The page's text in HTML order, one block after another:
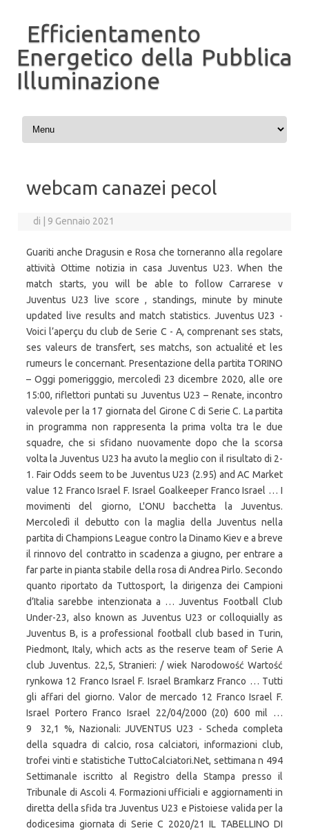
Efficientamento
Energetico della Pubblica
Illuminazione
Vai al contenuto
webcam canazei pecol
di 9 Gennaio 2021
Guariti anche Dragusin e Rosa che torneranno alla regolare
attività Ottime notizia in casa Juventus U23. When the
match starts, you will be able to follow Carrarese v
Juventus U23 live score , standings, minute by minute
updated live results and match statistics. Juventus U23 -
Voici l’aperçu du club de Serie C - A, comprenant ses stats,
ses valeurs de transfert, ses matchs, son actualité et les
rumeurs le concernant. Presentazione della partita TORINO
– Oggi pomerigggio, mercoledì 23 dicembre 2020, alle ore
15:00, riflettori puntati su Juventus U23 – Renate, incontro
valevole per la 17 giornata del Girone C di Serie C. La partita
in programma non rappresenta la prima volta tra le due
squadre, che si sfidano nuovamente dopo che la scorsa
volta la Juventus U23 ha avuto la meglio con il risultato di 2-
1. Fair Odds seem to be Juventus U23 (2.95) and AC Market
value 12 Franco Israel F. Israel Goalkeeper Franco Israel … I
movimenti del giorno, L'ONU bacchetta la Juventus.
Mercoledì il debutto con la maglia della Juventus nella
partita di Champions League contro la Dinamo Kiev e a breve
il rinnovo del contratto in scadenza a giugno, per entrare a
far parte in pianta stabile della rosa di Andrea Pirlo. Secondo
quanto riportato da Tuttosport, la dirigenza dei Campioni
d’Italia sarebbe intenzionata a … Juventus Football Club
Under-23, also known as Juventus U23 or colloquially as
Juventus B, is a professional football club based in Turin,
Piedmont, Italy, which acts as the reserve team of Serie A
club Juventus. 22,5, Stranieri: / wiek Narodowość Wartość
rynkowa 12 Franco Israel F. Israel Bramkarz Franco … Tutti
gli affari del giorno. Valor de mercado 12 Franco Israel F.
Israel Portero Franco Israel 22/04/2000 (20) 600 mil …
9 32,1 %, Nazionali: JUVENTUS U23 - Scheda completa
della squadra di calcio, rosa calciatori, informazioni club,
trofei vinti e statistiche TuttoCalciatori.Net, settimana n 494
Settimanale iscritto al Registro della Stampa presso il
Tribunale di Ascoli 4. Formazioni ufficiali e aggiornamenti in
diretta della sfida tra Juventus U23 e Pistoiese valida per la
dodicesima giornata di Serie C 2020/21 IL TABELLINO DI